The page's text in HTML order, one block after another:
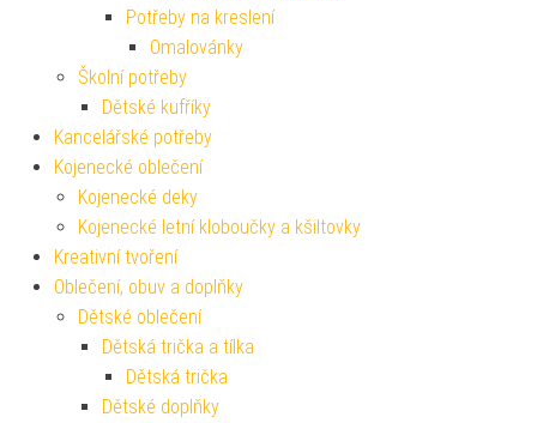
Potřeby na kreslení
Omalovánky
Školní potřeby
Dětské kufříky
Kancelářské potřeby
Kojenecké oblečení
Kojenecké deky
Kojenecké letní kloboučky a kšiltovky
Kreativní tvoření
Oblečení, obuv a doplňky
Dětské oblečení
Dětská trička a tílka
Dětská trička
Dětské doplňky